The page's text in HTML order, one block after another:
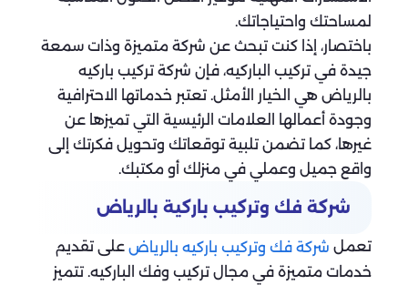
لمساحتك واحتياجاتك.
باختصار، إذا كنت تبحث عن شركة متميزة وذات سمعة
جيدة في تركيب الباركيه، فإن شركة تركيب باركيه
بالرياض هي الخيار الأمثل. تعتبر خدماتها الاحترافية
وجودة أعمالها العلامات الرئيسية التي تميزها عن
غيرها، كما تضمن تلبية توقعاتك وتحويل فكرتك إلى
واقع جميل وعملي في منزلك أو مكتبك.
شركة فك وتركيب باركية بالرياض
تعمل شركة فك وتركيب باركيه بالرياض على تقديم
خدمات متميزة في مجال تركيب وفك الباركيه. تتميز